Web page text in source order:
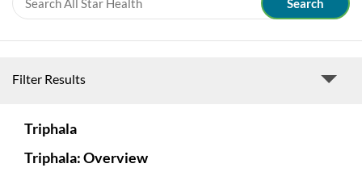
Filter Results
Triphala
Triphala: Overview